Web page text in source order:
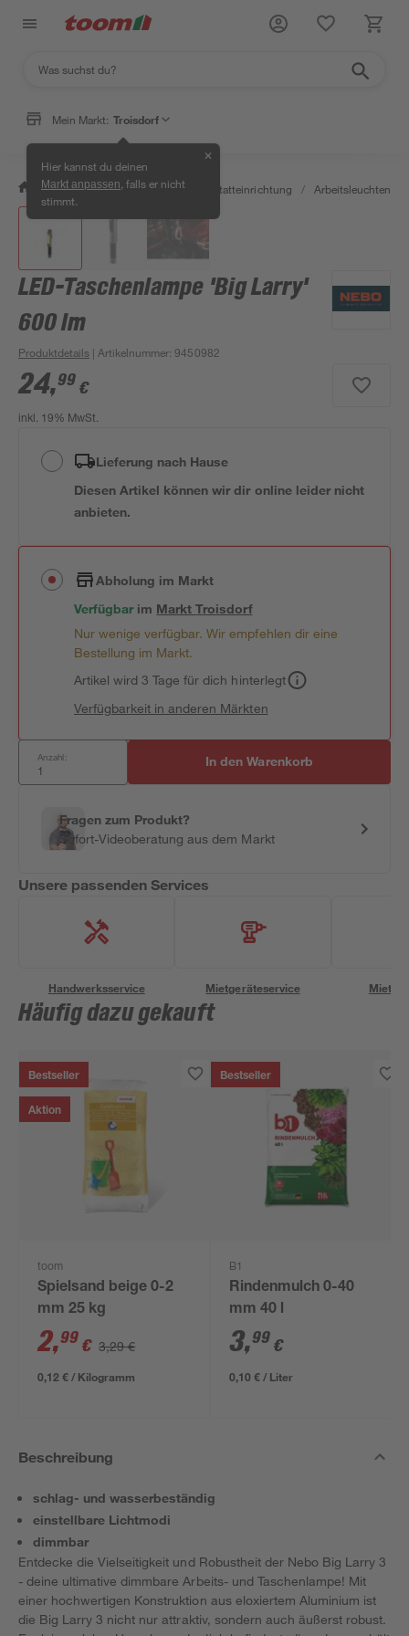
Mein Markt: Troisdorf
Hier kannst du deinen
Markt anpassen , falls er nicht
stimmt.
✕
/ Werkstatt & Maschinen / Werkstatteinrichtung / Arbeitsleuchten &
LED-Taschenlampe 'Big Larry'
600 lm
Produktdetails | Artikelnummer:9450982
24,99 €
inkl. 19% MwSt.
Lieferung nach Hause
Diesen Artikel können wir dir online leider nicht
anbieten.
Abholung im Markt
Verfügbar im MarktTroisdorf
Nur wenige verfügbar. Wir empfehlen dir eine
Bestellung im Markt.
Artikel wird 3 Tage für dich hinterlegt
Verfügbarkeit in anderen Märkten
Anzahl: In den Warenkorb
Fragen zum Produkt?
Sofort-Videoberatung aus dem Markt
Unsere passenden Services
Handwerksservice Mietgeräteservice
Häufig dazu gekauft
Bestseller
Aktion
toom
Spielsand beige 0-2
mm 25 kg
2,99 € 3,29 €
0,12 € / Kilogramm
Bestseller
B1
Rindenmulch 0-40
mm 40 l
3,99 €
0,10 € / Liter
Beschreibung
schlag- und wasserbeständig
einstellbare Lichtmodi
dimmbar
Entdecke die Vielseitigkeit und Robustheit der Nebo Big Larry 3
- deine ultimative dimmbare Arbeits- und Taschenlampe! Mit
einer hochwertigen Konstruktion aus eloxiertem Aluminium ist
die Big Larry 3 nicht nur attraktiv, sondern auch äußerst robust.